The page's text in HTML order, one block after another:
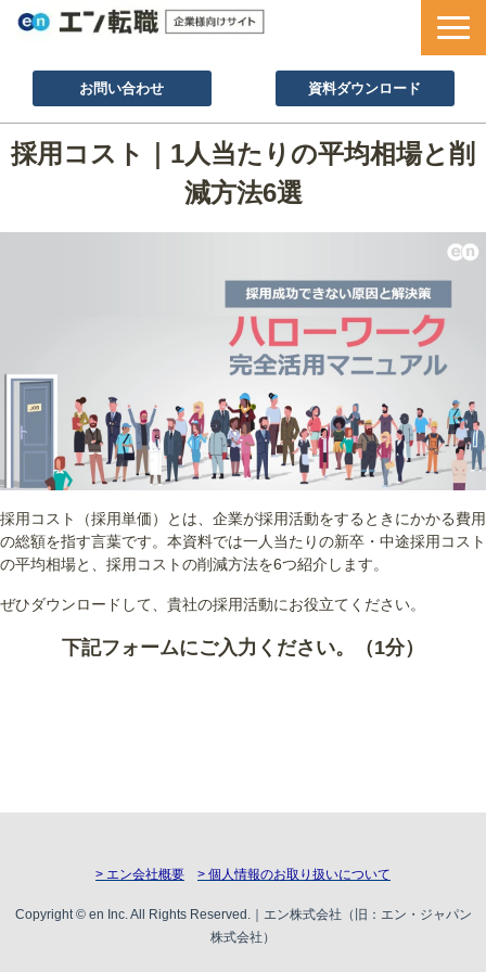
お問い合わせ 資料ダウンロード
サービス一覧
採用ノウハウ
お役立ち資料
採用コスト｜1人当たりの平均相場と削
減方法6選
採用コスト（採用単価）とは、企業が採用活動をするときにかかる費用
の総額を指す言葉です。本資料では一人当たりの新卒・中途採用コスト
の平均相場と、採用コストの削減方法を6つ紹介します。
ぜひダウンロードして、貴社の採用活動にお役立てください。
下記フォームにご入力ください。（1分）
> エン会社概要 > 個人情報のお取り扱いについて
Copyright © en Inc. All Rights Reserved.｜エン株式会社（旧：エン・ジャパン
株式会社）